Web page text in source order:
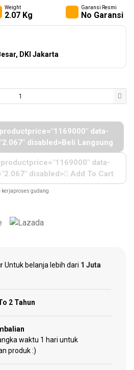
Weight
2.07 Kg
Garansi Resmi
No Garansi
DKI Jakarta
image="" data-berat="2.067" disabled>Beli Langsung
image="" data-berat="2.067" disabled>
Add To Cart
kerjaproses gudang
Untuk belanja lebih dari 1 Juta
2 Tahun
waktu 1 hari untuk
produk :)